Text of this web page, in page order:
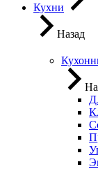
Кухни
Назад